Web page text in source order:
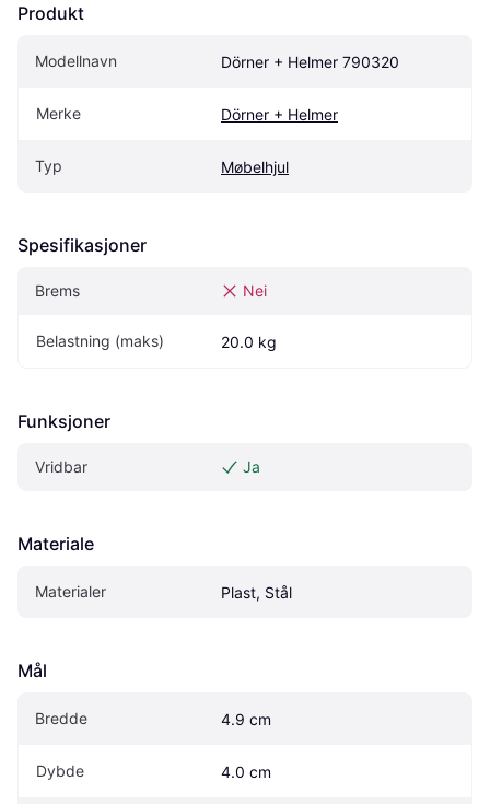
Produkt
Modellnavn Dörner + Helmer 790320
Merke Dörner + Helmer
Typ Møbelhjul
Spesifikasjoner
Brems Nei
Belastning (maks) 20.0 kg
Funksjoner
Vridbar Ja
Materiale
Materialer Plast, Stål
Mål
Bredde 4.9 cm
Dybde 4.0 cm